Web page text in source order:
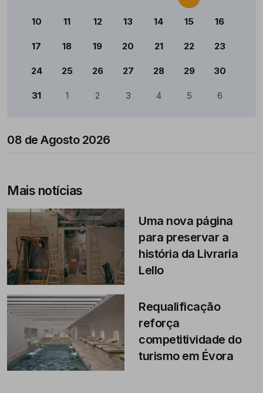
10 11 12 13 14 15 16
17 18 19 20 21 22 23
24 25 26 27 28 29 30
31 1 2 3 4 5 6
08 de Agosto 2026
Mais notícias
Uma nova página
para preservar a
história da Livraria
Lello
Requalificação
reforça
competitividade do
turismo em Évora